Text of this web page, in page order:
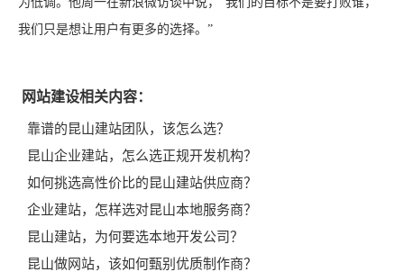
我们只是想让用户有更多的选择。”
网站建设相关内容：
靠谱的昆山建站团队，该怎么选？
昆山企业建站，怎么选正规开发机构？
如何挑选高性价比的昆山建站供应商？
企业建站，怎样选对昆山本地服务商？
昆山建站，为何要选本地开发公司？
昆山做网站，该如何甄别优质制作商？